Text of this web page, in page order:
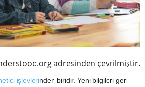
adresinden çevrilmiştir.
işlevlerinden biridir. Yeni bilgileri geri